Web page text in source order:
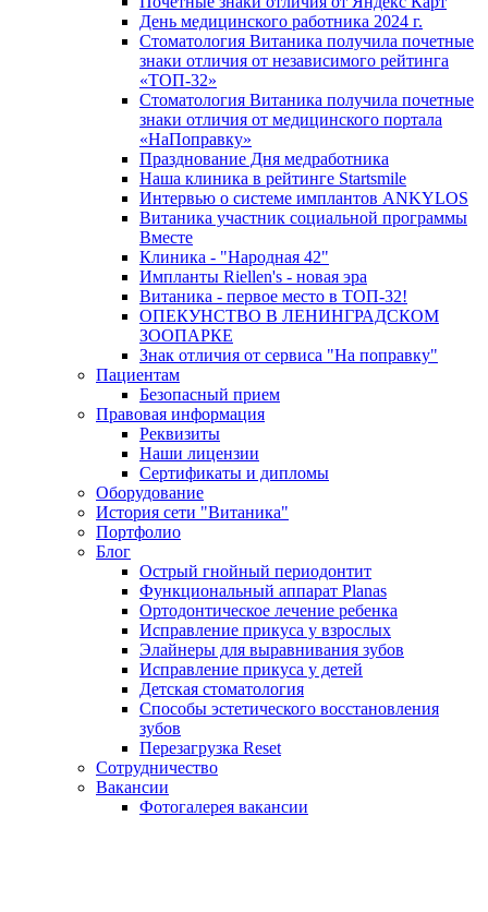
День медицинского работника 2024 г.
Стоматология Витаника получила почетные
знаки отличия от независимого рейтинга
«ТОП-32»
Стоматология Витаника получила почетные
знаки отличия от медицинского портала
«НаПоправку»
Празднование Дня медработника
Наша клиника в рейтинге Startsmile
Интервью о системе имплантов ANKYLOS
Витаника участник социальной программы
Вместе
Клиника - "Народная 42"
Импланты Riellen's - новая эра
Витаника - первое место в ТОП-32!
ОПЕКУНСТВО В ЛЕНИНГРАДСКОМ
ЗООПАРКЕ
Знак отличия от сервиса "На поправку"
Пациентам
Безопасный прием
Правовая информация
Реквизиты
Наши лицензии
Сертификаты и дипломы
Оборудование
История сети "Витаника"
Портфолио
Блог
Острый гнойный периодонтит
Функциональный аппарат Planas
Ортодонтическое лечение ребенка
Исправление прикуса у взрослых
Элайнеры для выравнивания зубов
Исправление прикуса у детей
Детская стоматология
Способы эстетического восстановления
зубов
Перезагрузка Reset
Сотрудничество
Вакансии
Фотогалерея вакансии